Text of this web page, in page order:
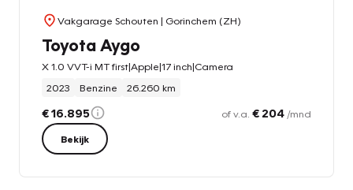
Vakgarage Schouten | Gorinchem (ZH)
Toyota Aygo
X 1.0 VVT-i MT first|Apple|17 inch|Camera
2023
Benzine 26.260 km
€ 16.895 of v.a. € 204 /mnd
Bekijk